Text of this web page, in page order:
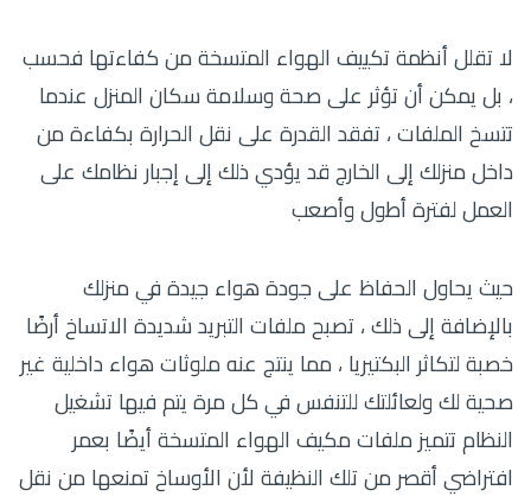
لا تقلل أنظمة تكييف الهواء المتسخة من كفاءتها فحسب
، بل يمكن أن تؤثر على صحة وسلامة سكان المنزل عندما
تتسخ الملفات ، تفقد القدرة على نقل الحرارة بكفاءة من
داخل منزلك إلى الخارج قد يؤدي ذلك إلى إجبار نظامك على
العمل لفترة أطول وأصعب
حيث يحاول الحفاظ على جودة هواء جيدة في منزلك
بالإضافة إلى ذلك ، تصبح ملفات التبريد شديدة الاتساخ أرضًا
خصبة لتكاثر البكتيريا ، مما ينتج عنه ملوثات هواء داخلية غير
صحية لك ولعائلتك للتنفس في كل مرة يتم فيها تشغيل
النظام تتميز ملفات مكيف الهواء المتسخة أيضًا بعمر
افتراضي أقصر من تلك النظيفة لأن الأوساخ تمنعها من نقل